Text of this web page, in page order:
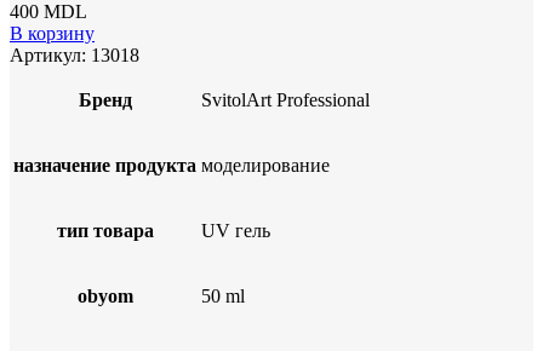
400 MDL
В корзину
Артикул: 13018
Бренд SvitolArt Professional
назначение продукта моделирование
тип товара UV гель
obyom 50 ml